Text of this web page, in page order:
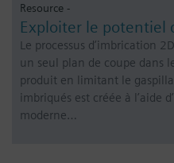
Resource -
Exploiter le potentiel
Le processus d’imbrication
un seul plan de coupe dans
produit en limitant le
imbriqués est créée à l’aide
moderne…